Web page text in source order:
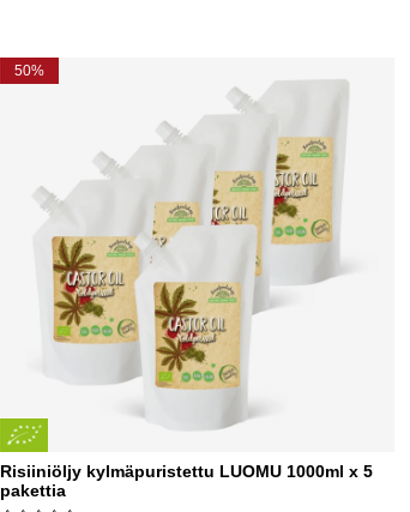
50%
Risiiniöljy kylmäpuristettu LUOMU 1000ml x 5
pakettia